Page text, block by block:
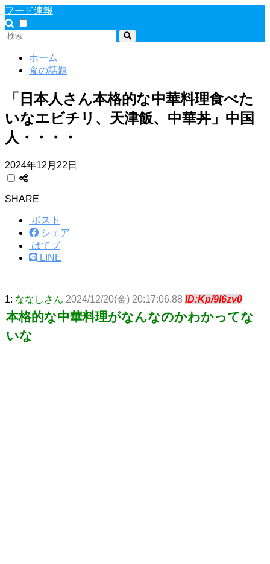
フード速報
ホーム
食の話題
「日本人さん本格的な中華料理食べた
いなエビチリ、天津飯、中華丼」中国
人・・・・
2024年12月22日
SHARE
ポスト
シェア
はてブ
LINE
1: ななしさん 2024/12/20(金) 20:17:06.88 ID:Kp/9l6zv0
本格的な中華料理がなんなのかわかってな
いな